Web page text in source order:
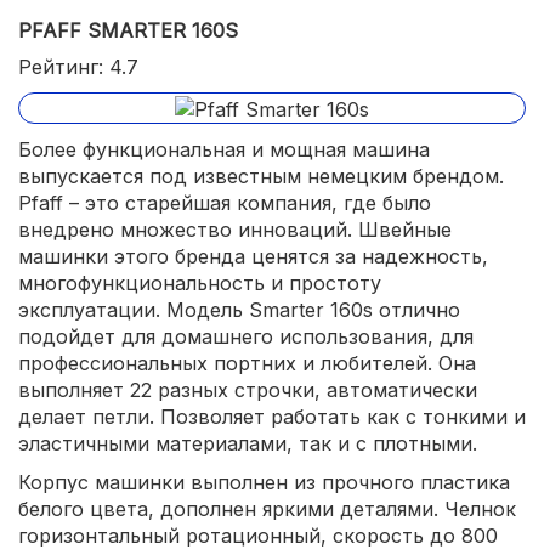
PFAFF SMARTER 160S
Рейтинг: 4.7
Более функциональная и мощная машина
выпускается под известным немецким брендом.
Pfaff – это старейшая компания, где было
внедрено множество инноваций. Швейные
машинки этого бренда ценятся за надежность,
многофункциональность и простоту
эксплуатации. Модель Smarter 160s отлично
подойдет для домашнего использования, для
профессиональных портних и любителей. Она
выполняет 22 разных строчки, автоматически
делает петли. Позволяет работать как с тонкими и
эластичными материалами, так и с плотными.
Корпус машинки выполнен из прочного пластика
белого цвета, дополнен яркими деталями. Челнок
горизонтальный ротационный, скорость до 800